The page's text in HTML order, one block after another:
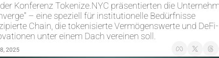
Konferenz Tokenize.NYC präsentierten die
– eine speziell für institutionelle Bedürfnisse
Chain, die tokenisierte Vermögenswerte und DeFi-
unter einem Dach vereinen soll.
2025